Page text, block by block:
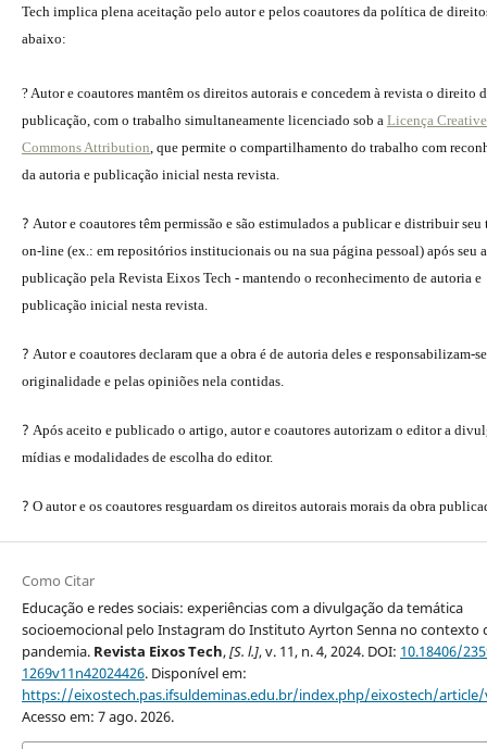
Tech implica plena aceitação pelo autor e pelos coautores da política de
abaixo:
? Autor e coautores mantêm os direitos autorais e concedem à revista o direito
publicação, com o trabalho simultaneamente licenciado sob a Licença Creative
Commons Attribution , que permite o compartilhamento do trabalho com
da autoria e publicação inicial nesta revista.
? Autor e coautores têm permissão e são estimulados a publicar e distribuir seu
on-line (ex.: em repositórios institucionais ou na sua página pessoal) após seu
publicação pela Revista Eixos Tech - mantendo o reconhecimento de autoria e
publicação inicial nesta revista.
? Autor e coautores declaram que a obra é de autoria deles e responsabilizam-
originalidade e pelas opiniões nela contidas.
? Após aceito e publicado o artigo, autor e coautores autorizam o editor a
mídias e modalidades de escolha do editor.
? O autor e os coautores resguardam os direitos autorais morais da obra
Como Citar
Educação e redes sociais: experiências com a divulgação da temática
socioemocional pelo Instagram do Instituto Ayrton Senna no contexto
pandemia. Revista Eixos Tech,[S. l.], v. 11, n. 4, 2024. DOI: 10.18406/
1269v11n42024426. Disponível em:
https://eixostech.pas.ifsuldeminas.edu.br/index.php/eixostech/
Acesso em: 7 ago. 2026.